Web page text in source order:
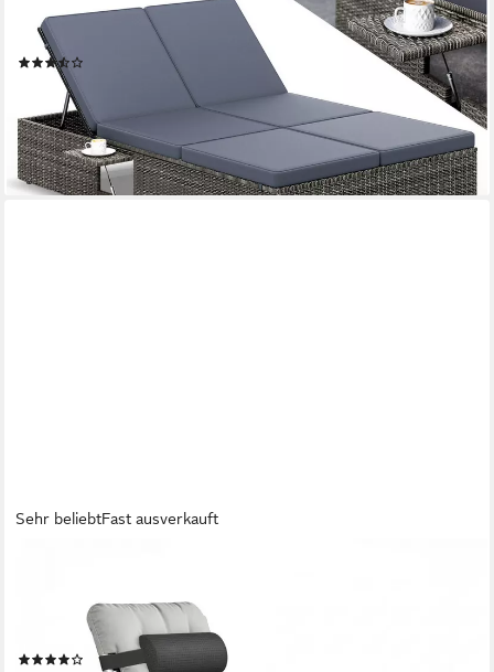
Gartenliege, Doppelliege Klapptisch Wetterfest 7-fach
Höhenverstellbar Liegestuhl
220,95 €
-15%
lieferbar - in 2-3 Werktagen bei dir
Sehr beliebtFast ausverkauft
Rückenlehne 90–170°, inkl. Nackenkissen, Getränkehalter,
Seitentasche, bis 160kg
(30)